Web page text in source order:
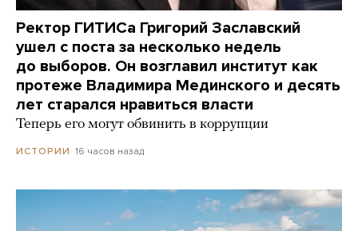
Ректор ГИТИСа Григорий Заславский
ушел с поста за несколько недель
до выборов. Он возглавил институт как
протеже Владимира Мединского и десять
лет старался нравиться власти
Теперь его могут обвинить в коррупции
ИСТОРИИ 16 часов назад